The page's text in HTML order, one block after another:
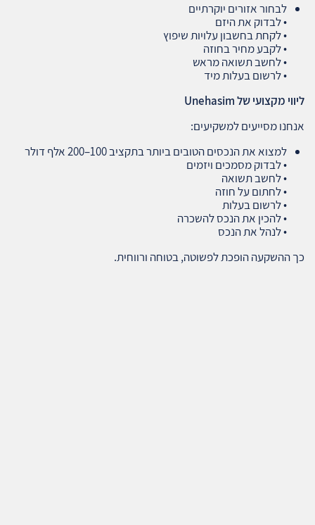
לבחור אזורים יוקרתיים
• לבדוק את היזם
• לקחת בחשבון עלויות שיפוץ
• לקבע מחיר בחוזה
• לחשב תשואה מראש
• לרשום בעלות מיד
ליווי מקצועי של
אנחנו מסייעים למשקיעים:
למצוא את הנכסים הטובים ביותר בתקציב 100–200 אלף דולר
• לבדוק מסמכים ויזמים
• לחשב תשואה
• לחתום על חוזה
• לרשום בעלות
• להכין את הנכס להשכרה
• לנהל את הנכס
כך ההשקעה הופכת לפשוטה, בטוחה ורווחית.